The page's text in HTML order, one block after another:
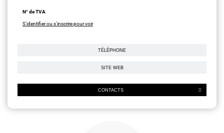
N° de TVA
S'identifier ou s'inscrire pour voir
TÉLÉPHONE
SITE WEB
CONTACTS